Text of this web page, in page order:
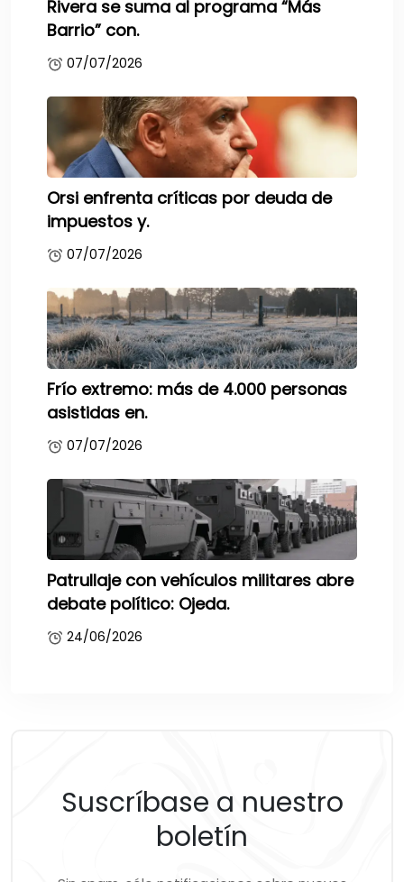
Rivera se suma al programa “Más
Barrio” con.
07/07/2026
Orsi enfrenta críticas por deuda de
impuestos y.
07/07/2026
Frío extremo: más de 4.000 personas
asistidas en.
07/07/2026
Patrullaje con vehículos militares abre
debate político: Ojeda.
24/06/2026
Suscríbase a nuestro
boletín